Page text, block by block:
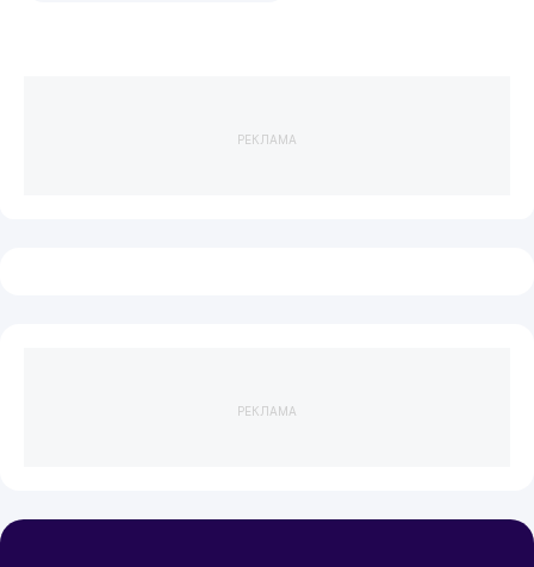
РЕКЛАМА
РЕКЛАМА